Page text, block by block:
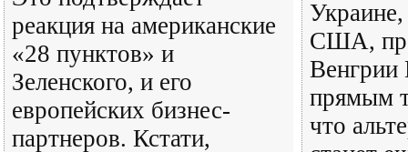
реакция на американские
«28 пунктов» и
Зеленского, и его
европейских бизнес-
партнеров. Кстати,
США,
Венгрии
прямым
что